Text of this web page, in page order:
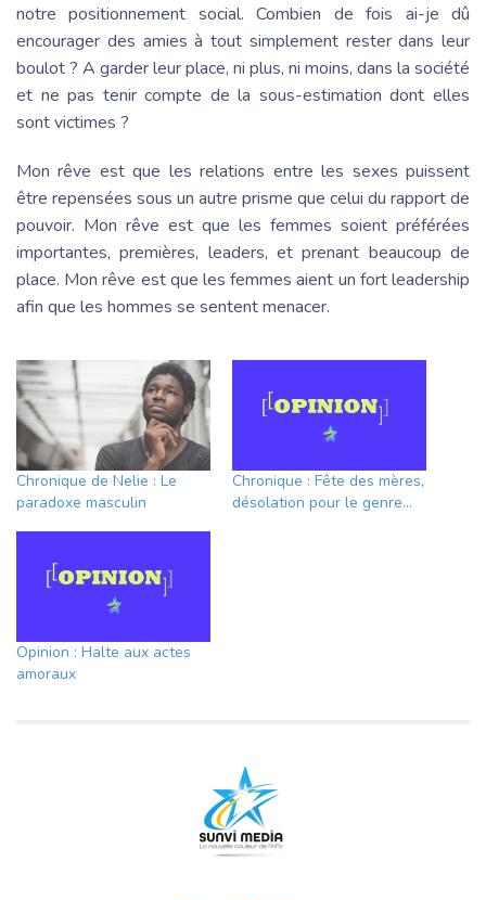
notre positionnement social. Combien de fois ai-je dû
encourager des amies à tout simplement rester dans leur
boulot ? A garder leur place, ni plus, ni moins, dans la société
et ne pas tenir compte de la sous-estimation dont elles
sont victimes ?
Mon rêve est que les relations entre les sexes puissent
être repensées sous un autre prisme que celui du rapport de
pouvoir. Mon rêve est que les femmes soient préférées
importantes, premières, leaders, et prenant beaucoup de
place. Mon rêve est que les femmes aient un fort leadership
afin que les hommes se sentent menacer.
Chronique de Nelie : Le
paradoxe masculin
Chronique : Fête des mères,
désolation pour le genre…
Opinion : Halte aux actes
amoraux